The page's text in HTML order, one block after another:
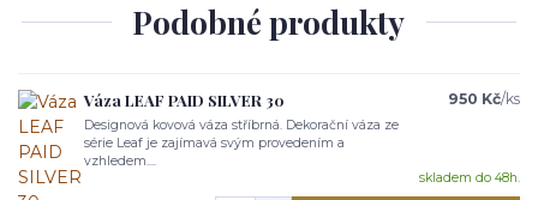
Podobné produkty
Váza LEAF PAID SILVER 30
Designová kovová váza stříbrná. Dekorační váza ze
série Leaf je zajímavá svým provedením a
vzhledem....
950 Kč/ks
skladem do 48h.